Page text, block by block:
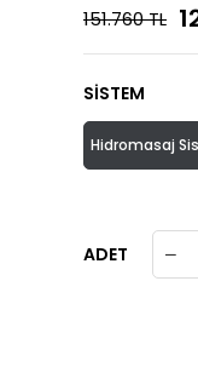
151.760 TL
SİSTEM
Hidromasaj
ADET